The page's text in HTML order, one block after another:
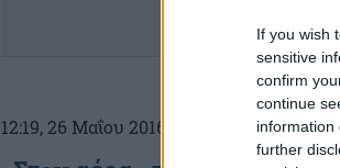
If you wish
sensitive
confirm
continue
information
further
12:19, 26 Μαΐου 2016